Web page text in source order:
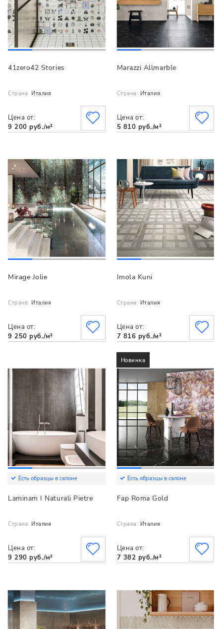
41zero42 Stories
Страна: Италия
Цена от:
9 200 руб./м²
Marazzi Allmarble
Страна: Италия
Цена от:
5 810 руб./м²
Mirage Jolie
Страна: Италия
Цена от:
9 250 руб./м²
Imola Kuni
Страна: Италия
Цена от:
7 816 руб./м²
Есть образцы в салоне
Laminam I Naturali Pietre
Страна: Италия
Цена от:
9 290 руб./м²
Новинка
Есть образцы в салоне
Fap Roma Gold
Страна: Италия
Цена от:
7 382 руб./м²